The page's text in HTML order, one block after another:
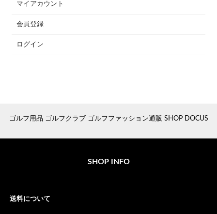
マイアカウント
会員登録
ログイン
ゴルフ用品 ゴルフクラブ ゴルフファッション通販 SHOP DOCUS
SHOP INFO
送料について